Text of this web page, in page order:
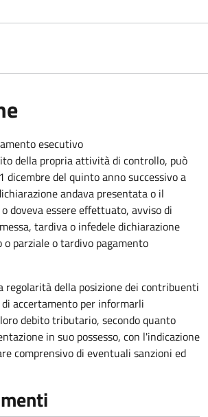
della propria attività di controllo, può
dicembre del quinto annosuccessivo a
andava presentata o il
doveva essere effettuato, avviso di
tardiva o infedele dichiarazione
parziale o tardivo pagamento
regolarità della posizione dei contribuenti
accertamento per informarli
debito tributario, secondo quanto
in suo possesso, con l'indicazione
comprensivo di eventuali sanzioni ed